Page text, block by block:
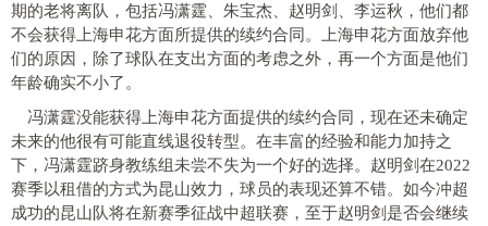
期的老将离队，包括冯潇霆、朱宝杰、赵明剑、李运秋，他们都
不会获得上海申花方面所提供的续约合同。上海申花方面放弃他
们的原因，除了球队在支出方面的考虑之外，再一个方面是他们
年龄确实不小了。
冯潇霆没能获得上海申花方面提供的续约合同，现在还未确定
未来的他很有可能直线退役转型。在丰富的经验和能力加持之
下，冯潇霆跻身教练组未尝不失为一个好的选择。赵明剑在2022
赛季以租借的方式为昆山效力，球员的表现还算不错。如今冲超
成功的昆山队将在新赛季征战中超联赛，至于赵明剑是否会继续